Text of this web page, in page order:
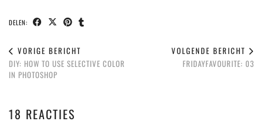
DELEN:
VORIGE BERICHT
DIY: HOW TO USE SELECTIVE COLOR
IN PHOTOSHOP
VOLGENDE BERICHT
FRIDAYFAVOURITE: 03
18 REACTIES